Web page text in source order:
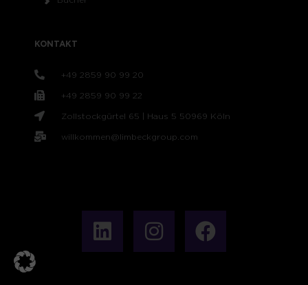
KONTAKT
+49 2859 90 99 20
+49 2859 90 99 22
Zollstockgürtel 65 | Haus 5 50969 Köln
willkommen@limbeckgroup.com